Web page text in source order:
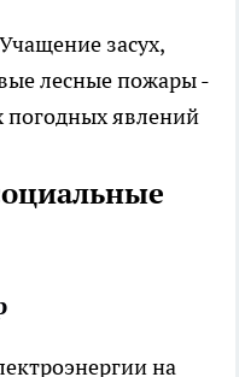
засух,
лесные пожары -
погодных явлений
на